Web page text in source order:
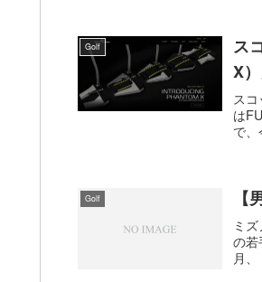
Golf
ス
X）
ス
は
で
Golf
ミ
の
月